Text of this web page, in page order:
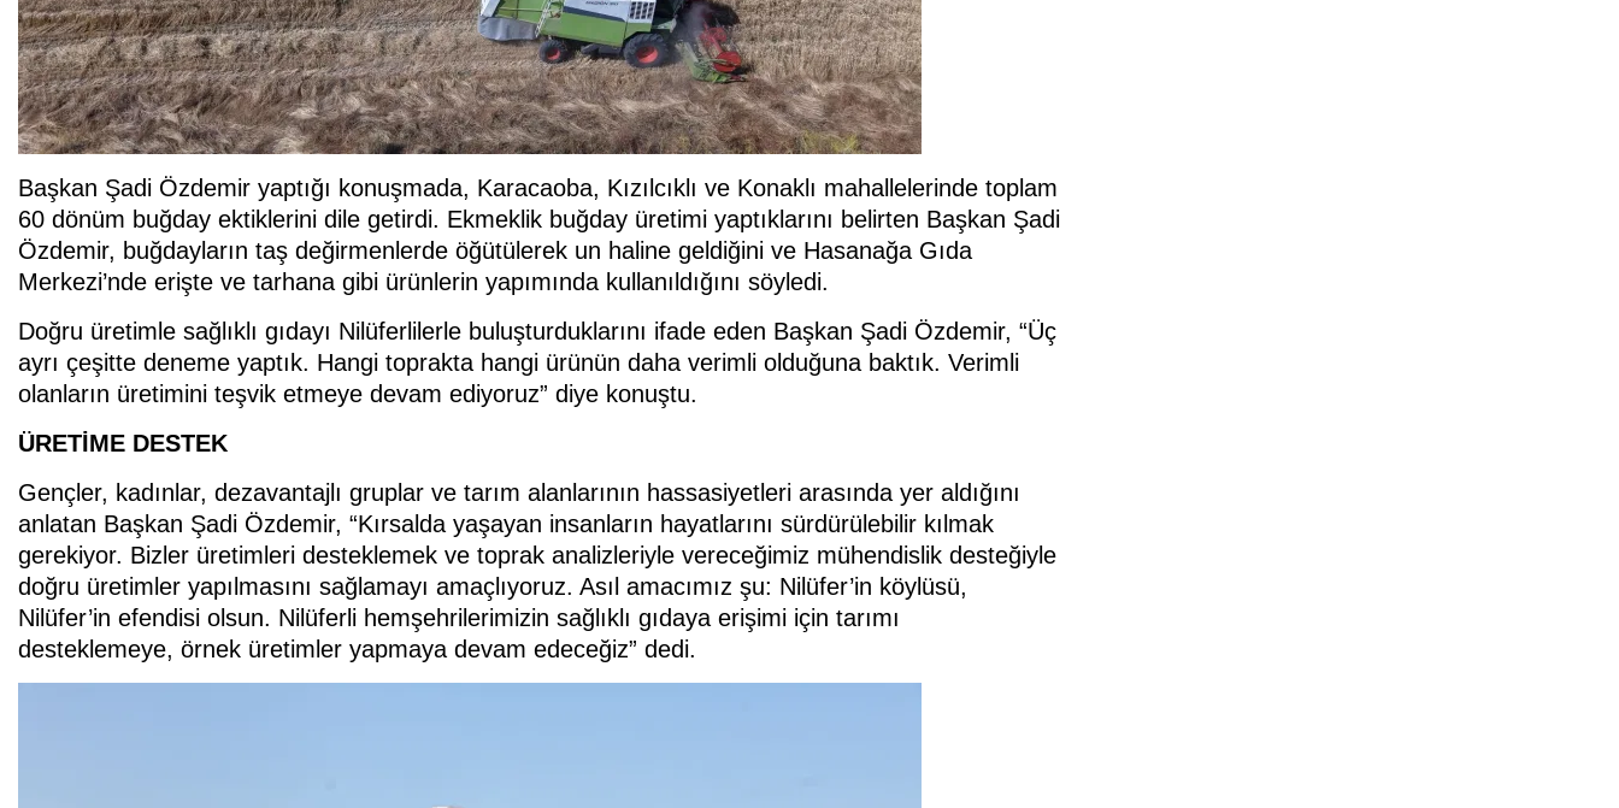
Başkan Şadi Özdemir yaptığı konuşmada, Karacaoba, Kızılcıklı ve Konaklı mahallelerinde toplam
60 dönüm buğday ektiklerini dile getirdi. Ekmeklik buğday üretimi yaptıklarını belirten Başkan Şadi
Özdemir, buğdayların taş değirmenlerde öğütülerek un haline geldiğini ve Hasanağa Gıda
Merkezi’nde erişte ve tarhana gibi ürünlerin yapımında kullanıldığını söyledi.
Doğru üretimle sağlıklı gıdayı Nilüferlilerle buluşturduklarını ifade eden Başkan Şadi Özdemir, “Üç
ayrı çeşitte deneme yaptık. Hangi toprakta hangi ürünün daha verimli olduğuna baktık. Verimli
olanların üretimini teşvik etmeye devam ediyoruz” diye konuştu.
ÜRETİME DESTEK
Gençler, kadınlar, dezavantajlı gruplar ve tarım alanlarının hassasiyetleri arasında yer aldığını
anlatan Başkan Şadi Özdemir, “Kırsalda yaşayan insanların hayatlarını sürdürülebilir kılmak
gerekiyor. Bizler üretimleri desteklemek ve toprak analizleriyle vereceğimiz mühendislik desteğiyle
doğru üretimler yapılmasını sağlamayı amaçlıyoruz. Asıl amacımız şu: Nilüfer’in köylüsü,
Nilüfer’in efendisi olsun. Nilüferli hemşehrilerimizin sağlıklı gıdaya erişimi için tarımı
desteklemeye, örnek üretimler yapmaya devam edeceğiz” dedi.